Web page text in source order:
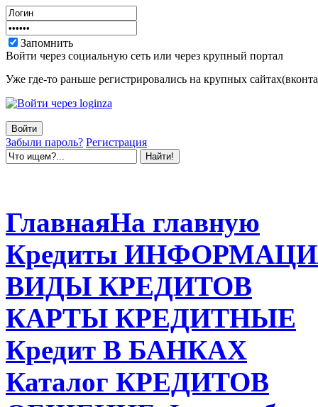
Запомнить
Войти через социальную сеть или через крупный портал
Уже где-то раньше регистрировались на крупных
Забыли пароль? Регистрация
ГлавнаяНа главную
Кредиты
ВИДЫ КРЕДИТОВ
КАРТЫ КРЕДИТНЫЕ
Кредит В БАНКАХ
Каталог КРЕДИТОВ